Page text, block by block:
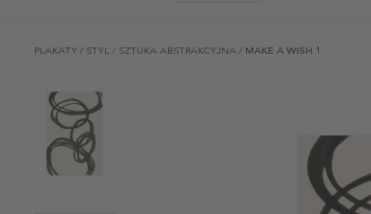
PLAKATY / STYL / SZTUKA ABSTRAKCYJNA / MAKE A WISH 1